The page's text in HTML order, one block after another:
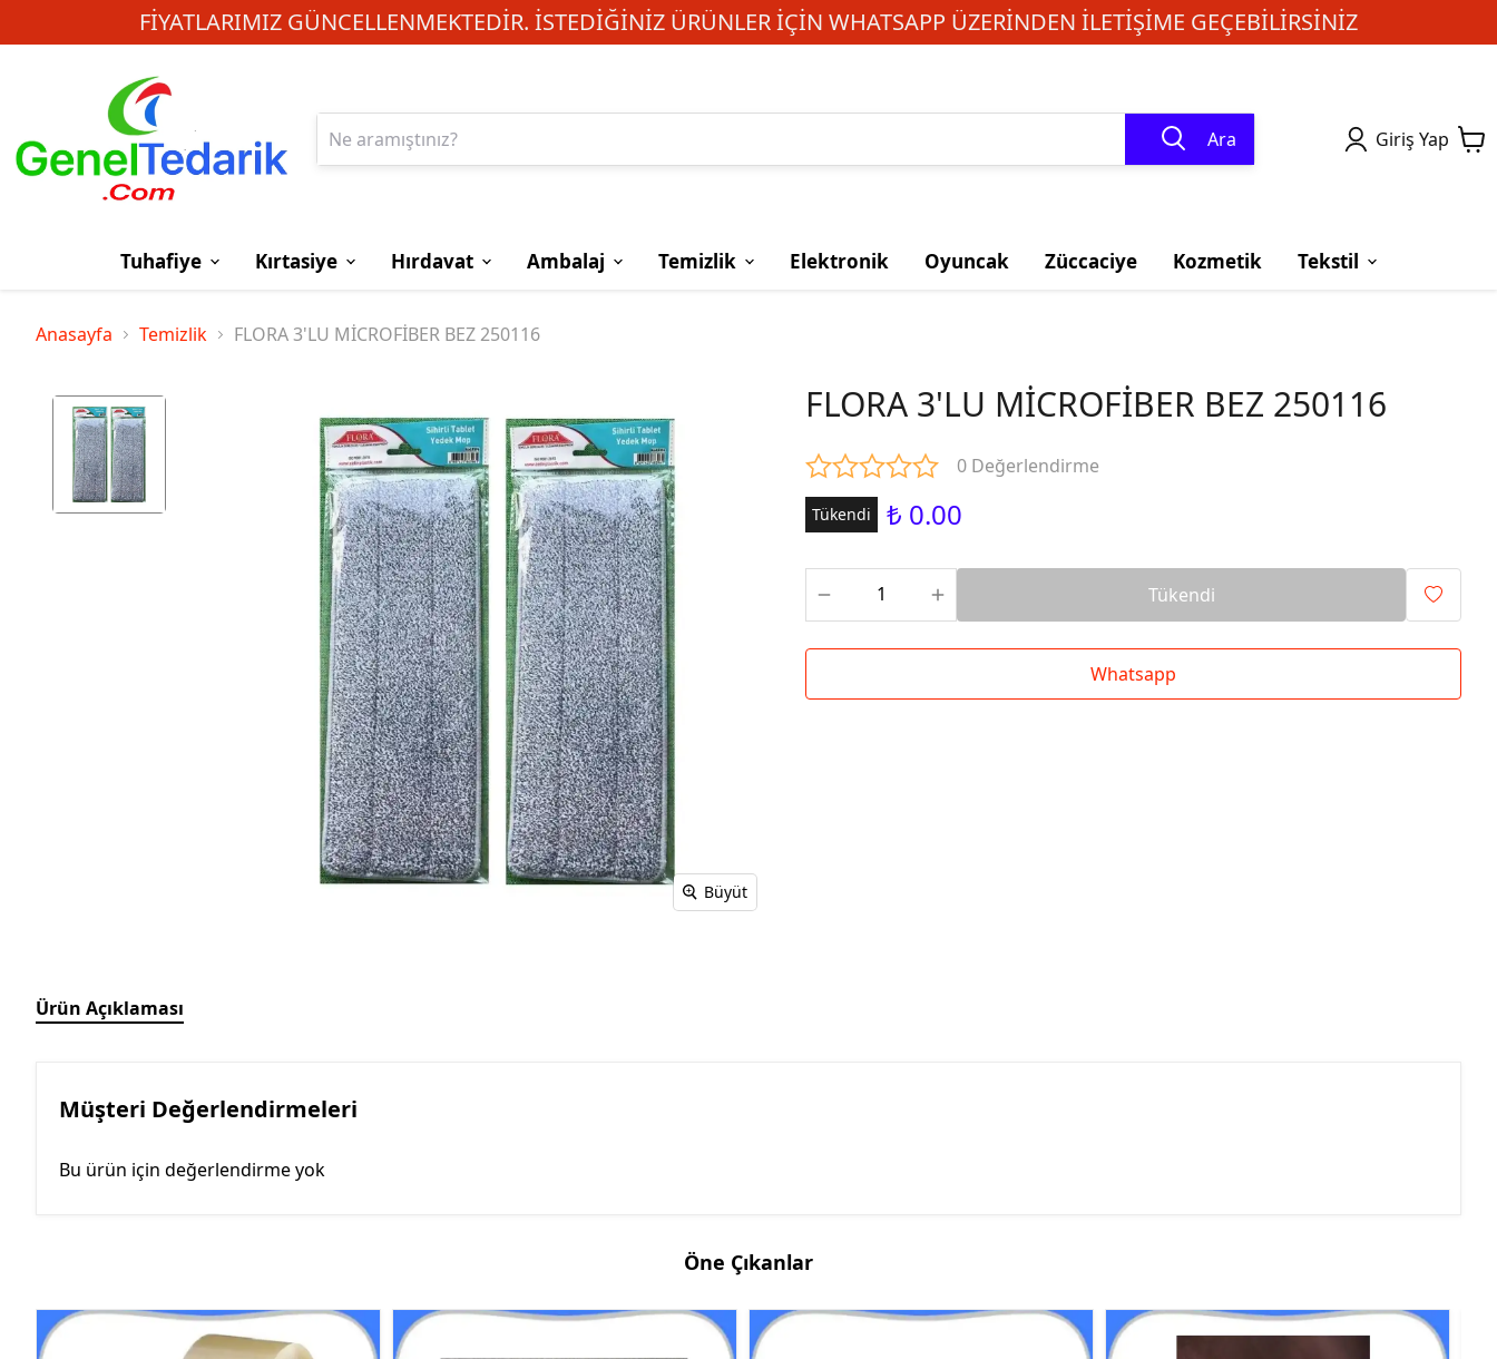
FIYATLARIMIZ GÜNCELLENMEKTEDIR. İSTEDIĞINIZ ÜRÜNLER IÇIN WHATSAPP ÜZERINDEN ILETIŞIME GEÇEBILIRSINIZ
Ara Giriş Yap
Tuhafiye Kırtasiye Hırdavat Ambalaj Temizlik Elektronik Oyuncak Züccaciye Kozmetik Tekstil
Anasayfa Temizlik FLORA 3'LU MİCROFİBER BEZ 250116
Büyüt
FLORA 3'LU MİCROFİBER BEZ 250116
0 Değerlendirme
Tükendi ₺ 0.00
Tükendi
Whatsapp
Ürün Açıklaması
Müşteri Değerlendirmeleri
Bu ürün için değerlendirme yok
Öne Çıkanlar